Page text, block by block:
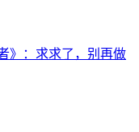
》：求求了，别再做